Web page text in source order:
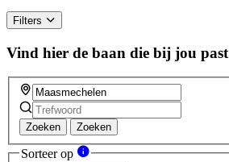
Filters
Vind hier de baan die bij jou past
Zoeken Zoeken
Sorteer op